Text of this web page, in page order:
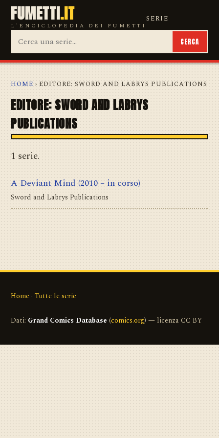
FUMETTI.IT
L'ENCICLOPEDIA DEI FUMETTI
SERIE
CERCA
HOME › EDITORE: SWORD AND LABRYS PUBLICATIONS
EDITORE: SWORD AND LABRYS
PUBLICATIONS
1 serie.
A Deviant Mind (2010 – in corso)
Sword and Labrys Publications
Home · Tutte le serie
Dati: Grand Comics Database (comics.org) — licenza CC BY